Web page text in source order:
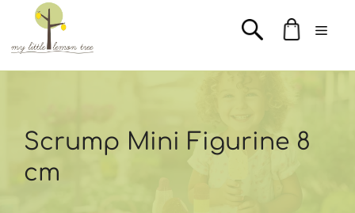
Μετάβαση
περιεχόμενο
Scrump Mini Figurine 8
cm